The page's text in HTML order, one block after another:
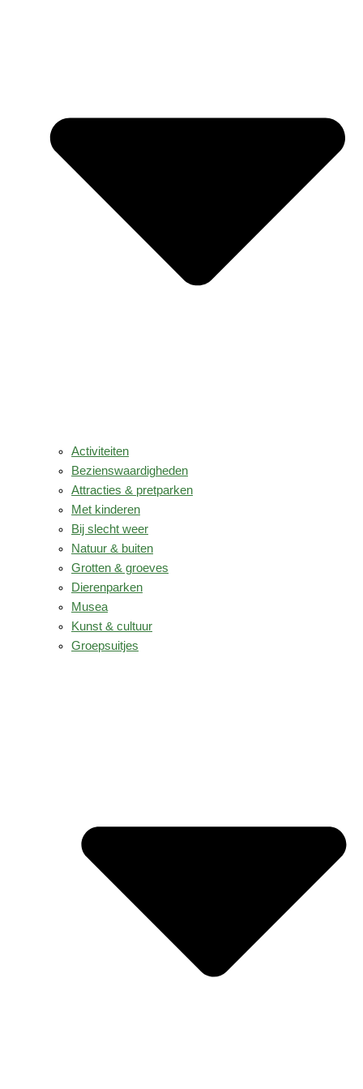
Activiteiten
Bezienswaardigheden
Attracties & pretparken
Met kinderen
Bij slecht weer
Natuur & buiten
Grotten & groeves
Dierenparken
Musea
Kunst & cultuur
Groepsuitjes